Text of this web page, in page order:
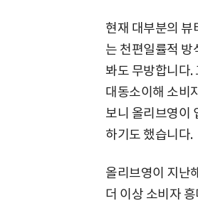
현재 대부분의 뷰
는 천편일률적
봐도 무방합니다.
대동소이해 소비
보니 올리브영이
하기도 했습니다.
올리브영이 지난
더 이상 소비자